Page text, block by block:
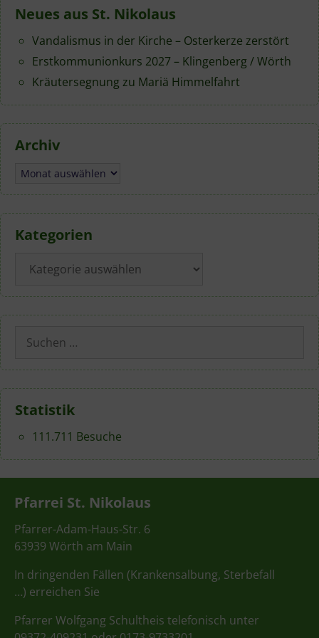
Neues aus St. Nikolaus
Vandalismus in der Kirche – Osterkerze zerstört
Erstkommunionkurs 2027 – Klingenberg / Wörth
Kräutersegnung zu Mariä Himmelfahrt
Archiv
Archiv
Kategorien
Suchen
nach:
Statistik
111.711 Besuche
Pfarrei St. Nikolaus
Pfarrer-Adam-Haus-Str. 6
63939 Wörth am Main
In dringenden Fällen (Krankensalbung, Sterbefall
…) erreichen Sie
Pfarrer Wolfgang Schultheis telefonisch unter